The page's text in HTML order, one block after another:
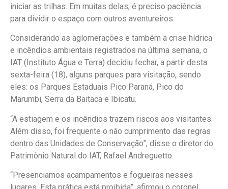
iniciar as trilhas. Em muitas delas, é preciso paciência
para dividir o espaço com outros aventureiros.
Considerando as aglomerações e também a crise hídrica
e incêndios ambientais registrados na última semana, o
IAT (Instituto Água e Terra) decidiu fechar, a partir desta
sexta-feira (18), alguns parques para visitação, sendo
eles: os Parques Estaduais Pico Paraná, Pico do
Marumbi, Serra da Baitaca e Ibicatu.
“A estiagem e os incêndios trazem riscos aos visitantes.
Além disso, foi frequente o não cumprimento das regras
dentro das Unidades de Conservação”, disse o diretor do
Patrimônio Natural do IAT, Rafael Andreguetto.
“Presenciamos acampamentos e fogueiras nesses